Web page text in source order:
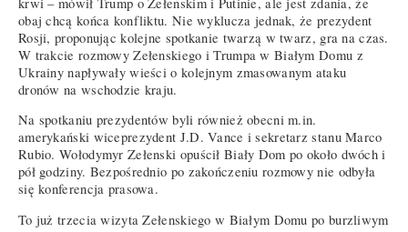
obaj chcą końca konfliktu. Nie wyklucza jednak, że prezydent
Rosji, proponując kolejne spotkanie twarzą w twarz, gra na czas.
W trakcie rozmowy Zełenskiego i Trumpa w Białym Domu z
Ukrainy napływały wieści o kolejnym zmasowanym ataku
dronów na wschodzie kraju.
Na spotkaniu prezydentów byli również obecni m.in.
amerykański wiceprezydent J.D. Vance i sekretarz stanu Marco
Rubio. Wołodymyr Zełenski opuścił Biały Dom po około dwóch i
pół godziny. Bezpośrednio po zakończeniu rozmowy nie odbyła
się konferencja prasowa.
To już trzecia wizyta Zełenskiego w Białym Domu po burzliwym